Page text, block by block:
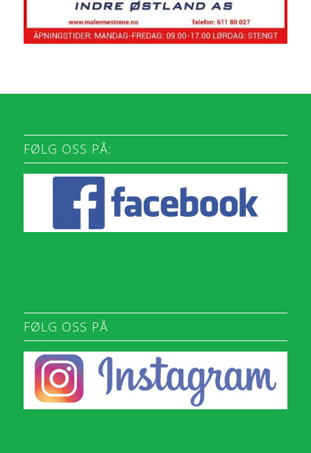
FØLG OSS PÅ:
FØLG OSS PÅ